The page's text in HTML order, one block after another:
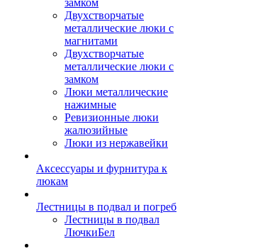
замком
Двухстворчатые
металлические люки с
магнитами
Двухстворчатые
металлические люки с
замком
Люки металлические
нажимные
Ревизионные люки
жалюзийные
Люки из нержавейки
Аксессуары и фурнитура к
люкам
Лестницы в подвал и погреб
Лестницы в подвал
ЛючкиБел